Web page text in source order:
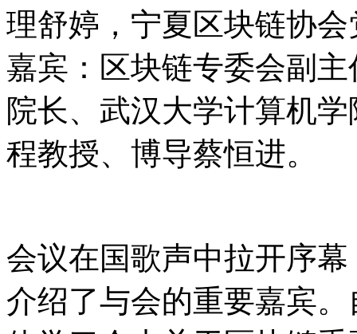
理舒婷，宁夏区块链协
嘉宾：区块链专委会副
院长、武汉大学计算机
程教授、博导蔡恒进。
会议在国歌声中拉开序
介绍了与会的重要嘉宾